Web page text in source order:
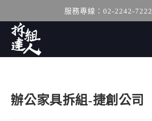
服務專線：02-2242-7222
辦公家具拆組-捷創公司